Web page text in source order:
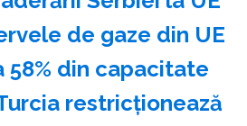
de gaze din UE
58% din capacitate
restricţionează